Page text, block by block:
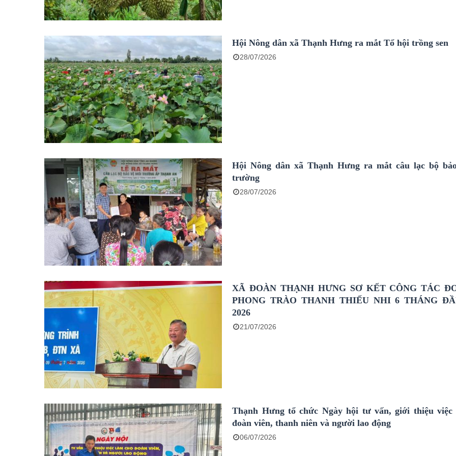
Hội Nông dân xã Thạnh Hưng ra mắt Tổ hội trồng sen
28/07/2026
Hội Nông dân xã Thạnh Hưng ra mắt câu lạc bộ
trường
28/07/2026
XÃ ĐOÀN THẠNH HƯNG SƠ KẾT CÔNG TÁC
PHONG TRÀO THANH THIẾU NHI 6 THÁNG
2026
21/07/2026
Thạnh Hưng tổ chức Ngày hội tư vấn, giới thiệu việc
đoàn viên, thanh niên và người lao động
06/07/2026